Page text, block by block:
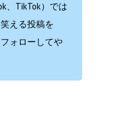
、TikTok）では
える投稿を
ォローしてや